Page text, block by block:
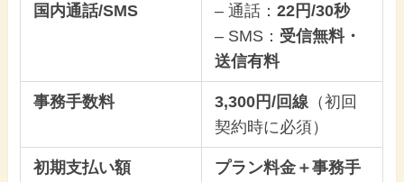
国内通話/SMS – 通話： 22円/30秒
– SMS： 受信無料・
送信有料
事務手数料 3,300円/回線 （初回
契約時に必須）
初期支払い額
プラン料金＋事務手